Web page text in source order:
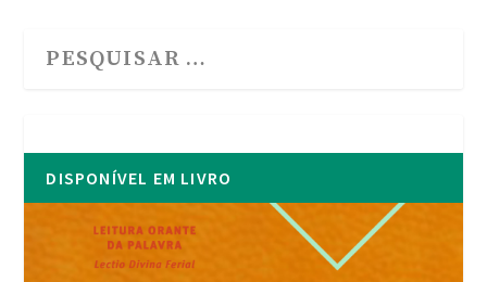
DISPONÍVEL EM LIVRO